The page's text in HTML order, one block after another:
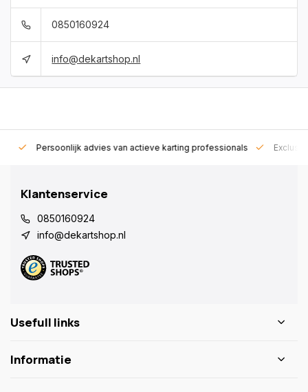
0850160924
info@dekartshop.nl
Persoonlijk advies van actieve karting professionals
Klantenservice
0850160924
info@dekartshop.nl
Usefull links
Informatie